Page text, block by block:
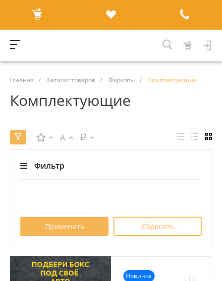
Главная / Каталог товаров / Фаркопы / Комплектующие
Комплектующие
A
Фильтр
Новинка